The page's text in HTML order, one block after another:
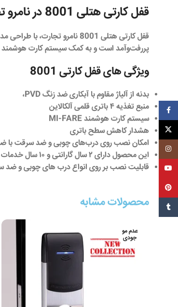
قفل کارتی هتلی 8001 در نامرو تجارت
قفل کارتی هتلی 8001 نامرو تجارت،
پررفت‌وآمد است و به کمک سیستم کارت هوشمند MI-FARE، تجربه‌ای راحت و ایمن را به ارمغان می‌آورد. قیمت
ویژگی های قفل کارتی 8001
بدنه از آلیاژ مقاوم با آبکاری ضد زنگ PVD،
منبع تغذیه ۴ باتری قلمی آلکالاین
سیستم کارت هوشمند MI-FARE
هشدار کاهش سطح باتری
امکان نصب روی درب‌های چوبی و ضد سرقت با ضخامت ۳ تا ۶
این محصول دارای ۲ سال گارانتی و ۱۰ سال خدمات پس از فروش می‌باشد.
قابلیت نصب بر روی انواع درب های چوبی و ضد سرقت از
محصولات مشابه
عدم مو
جودی
فیسبوک
ایکس
اینستاگرم
یوتیوب
تامبل